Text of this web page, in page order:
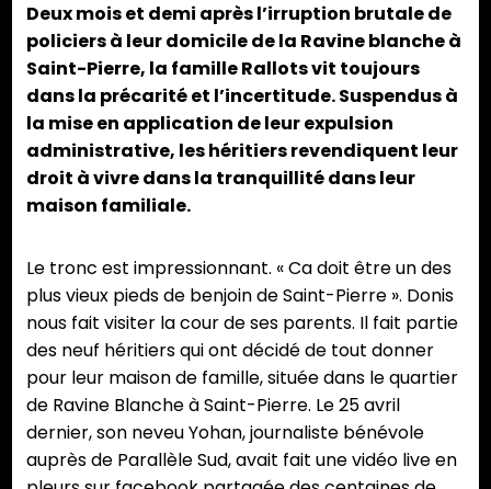
Deux mois et demi après l’irruption brutale de
policiers à leur domicile de la Ravine blanche à
Saint-Pierre, la famille Rallots vit toujours
dans la précarité et l’incertitude. Suspendus à
la mise en application de leur expulsion
administrative, les héritiers revendiquent leur
droit à vivre dans la tranquillité dans leur
maison familiale.
Le tronc est impressionnant. « Ca doit être un des
plus vieux pieds de benjoin de Saint-Pierre ». Donis
nous fait visiter la cour de ses parents. Il fait partie
des neuf héritiers qui ont décidé de tout donner
pour leur maison de famille, située dans le quartier
de Ravine Blanche à Saint-Pierre. Le 25 avril
dernier, son neveu Yohan, journaliste bénévole
auprès de Parallèle Sud, avait fait une vidéo live en